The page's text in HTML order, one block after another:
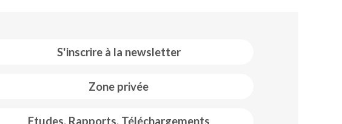
S'inscrire à la newsletter
Zone privée
Etudes, Rapports, Téléchargements